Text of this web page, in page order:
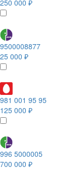
250 000 ₽
9500008877
25 000 ₽
981 001 95 95
125 000 ₽
996 5000005
700 000 ₽